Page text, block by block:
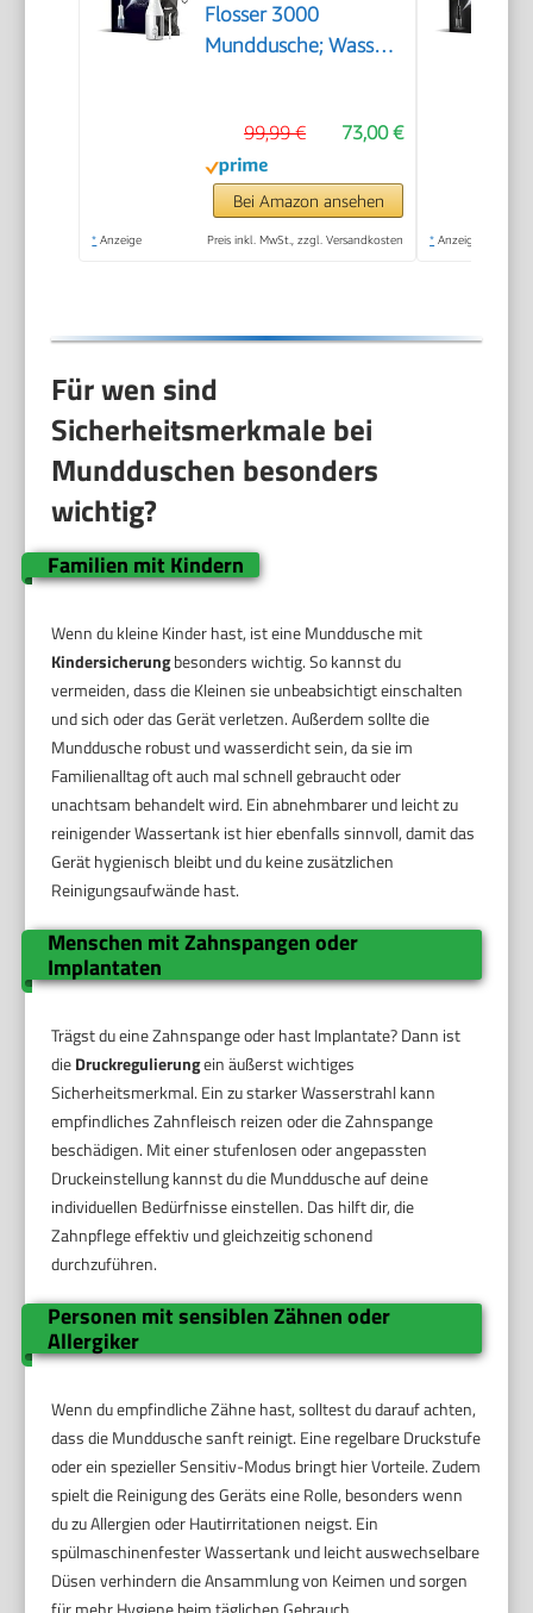
Flosser 3000
Munddusche; Wasser-
Zahnpflege, weiß
(Modell HX3826/31)
73,00 €
99,99 €
Bei Amazon ansehen
* Anzeige Preis inkl. MwSt., zzgl. Versandkosten * Anzeige
Für wen sind
Sicherheitsmerkmale bei
Mundduschen besonders
wichtig?
Familien mit Kindern
Wenn du kleine Kinder hast, ist eine Munddusche mit
Kindersicherungbesonders wichtig. So kannst du
vermeiden, dass die Kleinen sie unbeabsichtigt einschalten
und sich oder das Gerät verletzen. Außerdem sollte die
Munddusche robust und wasserdicht sein, da sie im
Familienalltag oft auch mal schnell gebraucht oder
unachtsam behandelt wird. Ein abnehmbarer und leicht zu
reinigender Wassertank ist hier ebenfalls sinnvoll, damit das
Gerät hygienisch bleibt und du keine zusätzlichen
Reinigungsaufwände hast.
Menschen mit Zahnspangen oder
Implantaten
Trägst du eine Zahnspange oder hast Implantate? Dann ist
dieDruckregulierungein äußerst wichtiges
Sicherheitsmerkmal. Ein zu starker Wasserstrahl kann
empfindliches Zahnfleisch reizen oder die Zahnspange
beschädigen. Mit einer stufenlosen oder angepassten
Druckeinstellung kannst du die Munddusche auf deine
individuellen Bedürfnisse einstellen. Das hilft dir, die
Zahnpflege effektiv und gleichzeitig schonend
durchzuführen.
Personen mit sensiblen Zähnen oder
Allergiker
Wenn du empfindliche Zähne hast, solltest du darauf achten,
dass die Munddusche sanft reinigt. Eine regelbare Druckstufe
oder ein spezieller Sensitiv-Modus bringt hier Vorteile. Zudem
spielt die Reinigung des Geräts eine Rolle, besonders wenn
du zu Allergien oder Hautirritationen neigst. Ein
spülmaschinenfester Wassertank und leicht auswechselbare
Düsen verhindern die Ansammlung von Keimen und sorgen